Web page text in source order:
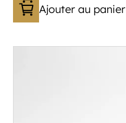
Ajouter au panier